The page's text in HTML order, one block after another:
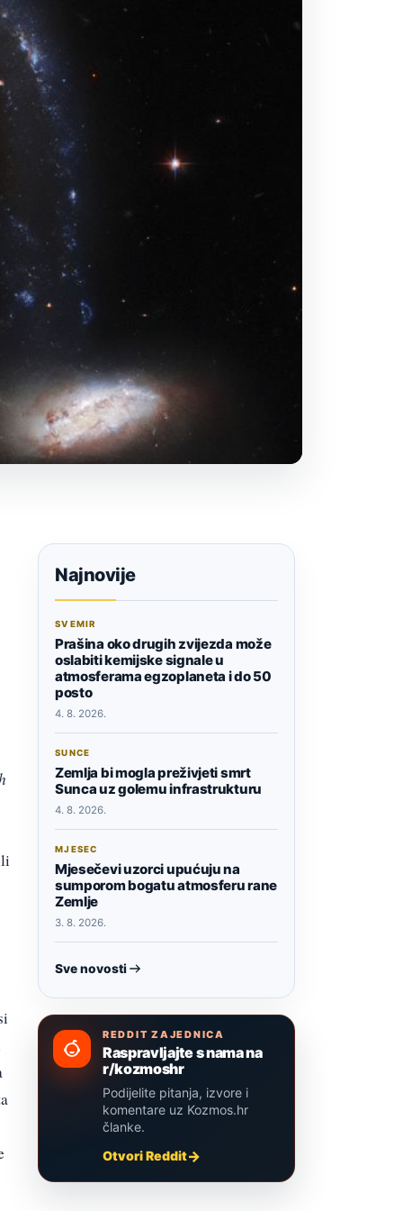
Najnovije
SVEMIR
Prašina oko drugih zvijezda može
oslabiti kemijske signale u
atmosferama egzoplaneta i do 50
posto
4. 8. 2026.
SUNCE
Zemlja bi mogla preživjeti smrt
Sunca uz golemu infrastrukturu
4. 8. 2026.
MJESEC
Mjesečevi uzorci upućuju na
sumporom bogatu atmosferu rane
Zemlje
3. 8. 2026.
Sve novosti
REDDIT ZAJEDNICA
Raspravljajte s nama na
r/kozmoshr
Podijelite pitanja, izvore i
komentare uz Kozmos.hr
članke.
Otvori Reddit